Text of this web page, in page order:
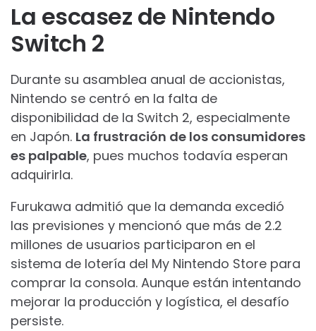
La escasez de Nintendo
Switch 2
Durante su asamblea anual de accionistas,
Nintendo se centró en la falta de
disponibilidad de la Switch 2, especialmente
en Japón. La frustración de los consumidores
es palpable, pues muchos todavía esperan
adquirirla.
Furukawa admitió que la demanda excedió
las previsiones y mencionó que más de 2.2
millones de usuarios participaron en el
sistema de lotería del My Nintendo Store para
comprar la consola. Aunque están intentando
mejorar la producción y logística, el desafío
persiste.